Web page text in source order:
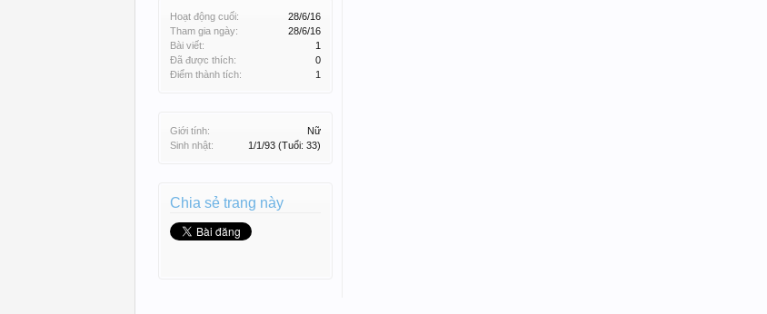
Hoạt động cuối:
28/6/16
Tham gia ngày:
28/6/16
Bài viết:
1
Đã được thích:
0
Điểm thành tích:
1
Giới tính:
Nữ
Sinh nhật:
1/1/93 (Tuổi: 33)
Chia sẻ trang này